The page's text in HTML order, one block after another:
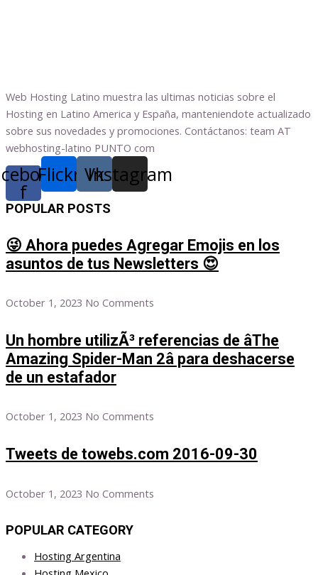
Web Hosting Latino muestra las ultimas noticias sobre el
Hosting en Latino America y España, manteniendote actualizado
sobre sus novedades y promociones. Contáctanos: team AT
webhosting-latino PUNTO com
f
Flickr Vk
Instagram
POPULAR POSTS
😜 Ahora puedes Agregar Emojis en los
asuntos de tus Newsletters 😍
October 1, 2023 No Comments
Un hombre utilizÃ³ referencias de âThe
Amazing Spider-Man 2â para deshacerse
de un estafador
October 1, 2023 No Comments
Tweets de towebs.com 2016-09-30
October 1, 2023 No Comments
POPULAR CATEGORY
Hosting Argentina